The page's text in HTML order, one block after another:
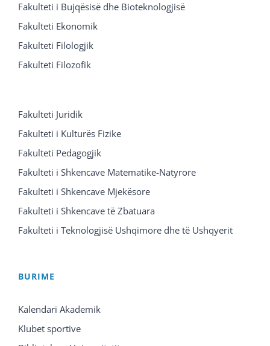
Fakulteti i Bujqësisë dhe Bioteknologjisë
Fakulteti Ekonomik
Fakulteti Filologjik
Fakulteti Filozofik
Fakulteti Juridik
Fakulteti i Kulturës Fizike
Fakulteti Pedagogjik
Fakulteti i Shkencave Matematike-Natyrore
Fakulteti i Shkencave Mjekësore
Fakulteti i Shkencave të Zbatuara
Fakulteti i Teknologjisë Ushqimore dhe të Ushqyerit
BURIME
Kalendari Akademik
Klubet sportive